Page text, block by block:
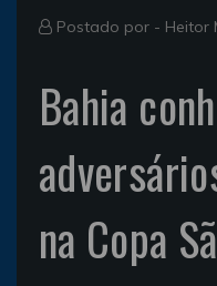
Postado por - Heitor
Bahia
na Copa